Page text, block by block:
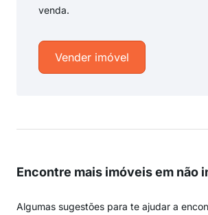
venda.
Vender imóvel
Encontre mais imóveis em não
Algumas sugestões para te ajudar a